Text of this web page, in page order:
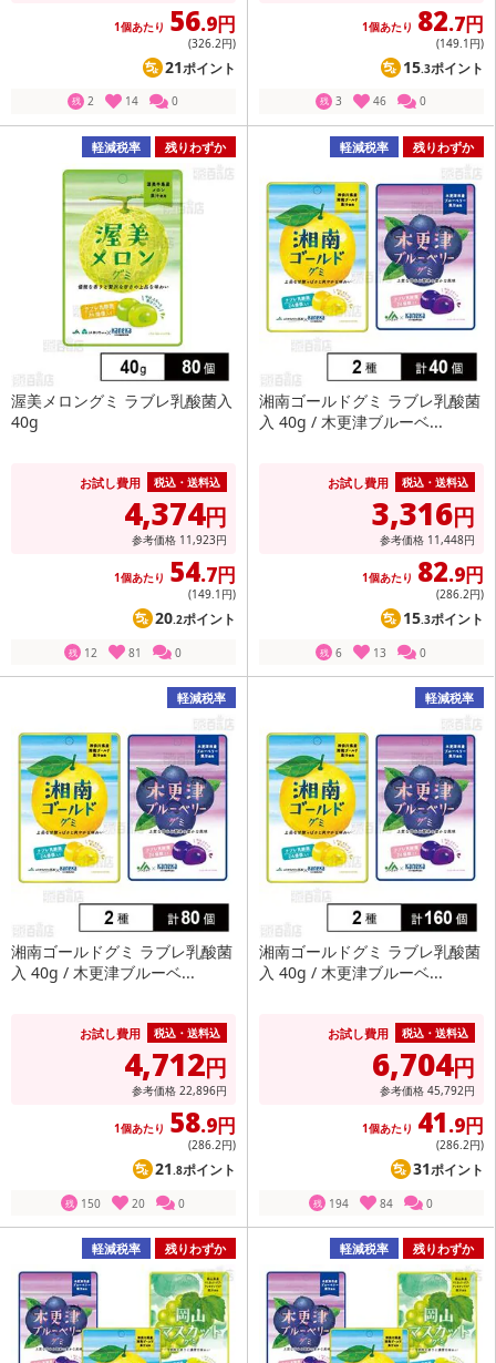
1個あたり 56.9円
(326.2円)
21ポイント
残 2 14 0
1個あたり 82.7円
(149.1円)
15.3ポイント
残 3 46 0
軽減税率 残りわずか
渥美メロングミ ラブレ乳酸菌入
40g
お試し費用 税込・送料込
4,374円
参考価格 11,923円
1個あたり 54.7円
(149.1円)
20.2ポイント
残 12 81 0
軽減税率 残りわずか
湘南ゴールドグミ ラブレ乳酸菌
入 40g / 木更津ブルーベ...
お試し費用 税込・送料込
3,316円
参考価格 11,448円
1個あたり 82.9円
(286.2円)
15.3ポイント
残 6 13 0
軽減税率
湘南ゴールドグミ ラブレ乳酸菌
入 40g / 木更津ブルーベ...
お試し費用 税込・送料込
4,712円
参考価格 22,896円
1個あたり 58.9円
(286.2円)
21.8ポイント
残 150 20 0
軽減税率
湘南ゴールドグミ ラブレ乳酸菌
入 40g / 木更津ブルーベ...
お試し費用 税込・送料込
6,704円
参考価格 45,792円
1個あたり 41.9円
(286.2円)
31ポイント
残 194 84 0
軽減税率 残りわずか 軽減税率 残りわずか